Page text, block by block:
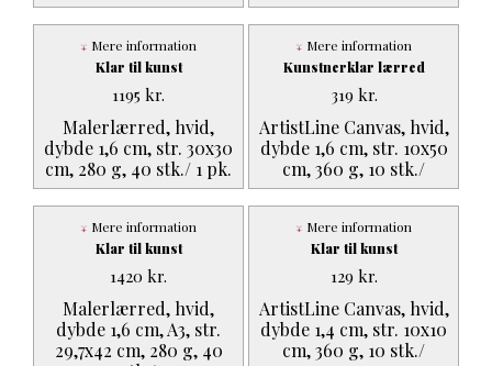
Klar til kunst
Malerlærred, hvid,
dybde 1,6 cm, str. 30x30
cm, 280 g, 40 stk./ 1 pk.
1195 kr.
Mere information
Kunstnerklar lærred
ArtistLine Canvas, hvid,
dybde 1,6 cm, str. 10x50
cm, 360 g, 10 stk./
319 kr.
Mere information
Klar til kunst
Malerlærred, hvid,
dybde 1,6 cm, A3, str.
29,7x42 cm, 280 g, 40
1420 kr.
Mere information
Klar til kunst
ArtistLine Canvas, hvid,
dybde 1,4 cm, str. 10x10
cm, 360 g, 10 stk./
129 kr.
Mere information